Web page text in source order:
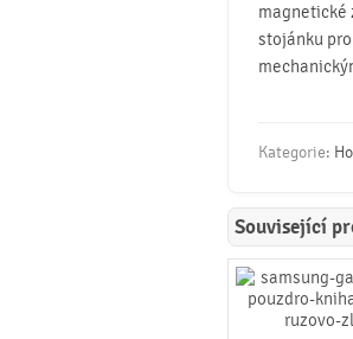
magnetické
stojánku
Kategorie:
Související